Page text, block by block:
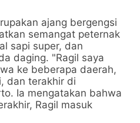
ajang bergengsi
semangat peternak
sapi super, dan
daging. "Ragil saya
ke beberapa daerah,
dan terakhir di
Ia mengatakan bahwa
Ragil masuk